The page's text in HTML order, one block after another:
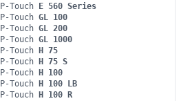
P-Touch E 560 Series
P-Touch GL 100
P-Touch GL 200
P-Touch GL 1000
P-Touch H 75
P-Touch H 75 S
P-Touch H 100
P-Touch H 100 LB
P-Touch H 100 R